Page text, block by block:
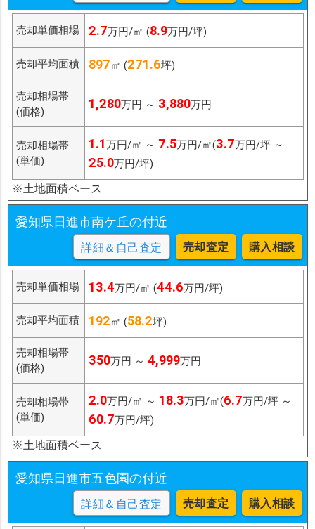
売却単価相場 2.7万円/㎡ (8.9万円/坪)
売却平均面積 897㎡ (271.6坪)
売却相場帯
(価格)
1,280万円 ～ 3,880万円
売却相場帯
(単価)
1.1万円/㎡ ～ 7.5万円/㎡(3.7万円/坪 ～
25.0万円/坪)
※土地面積ベース
愛知県日進市南ケ丘の付近
詳細＆自己査定 売却査定 購入相談
売却単価相場 13.4万円/㎡ (44.6万円/坪)
売却平均面積 192㎡ (58.2坪)
売却相場帯
(価格)
350万円 ～ 4,999万円
売却相場帯
(単価)
2.0万円/㎡ ～ 18.3万円/㎡(6.7万円/坪 ～
60.7万円/坪)
※土地面積ベース
愛知県日進市五色園の付近
詳細＆自己査定 売却査定 購入相談